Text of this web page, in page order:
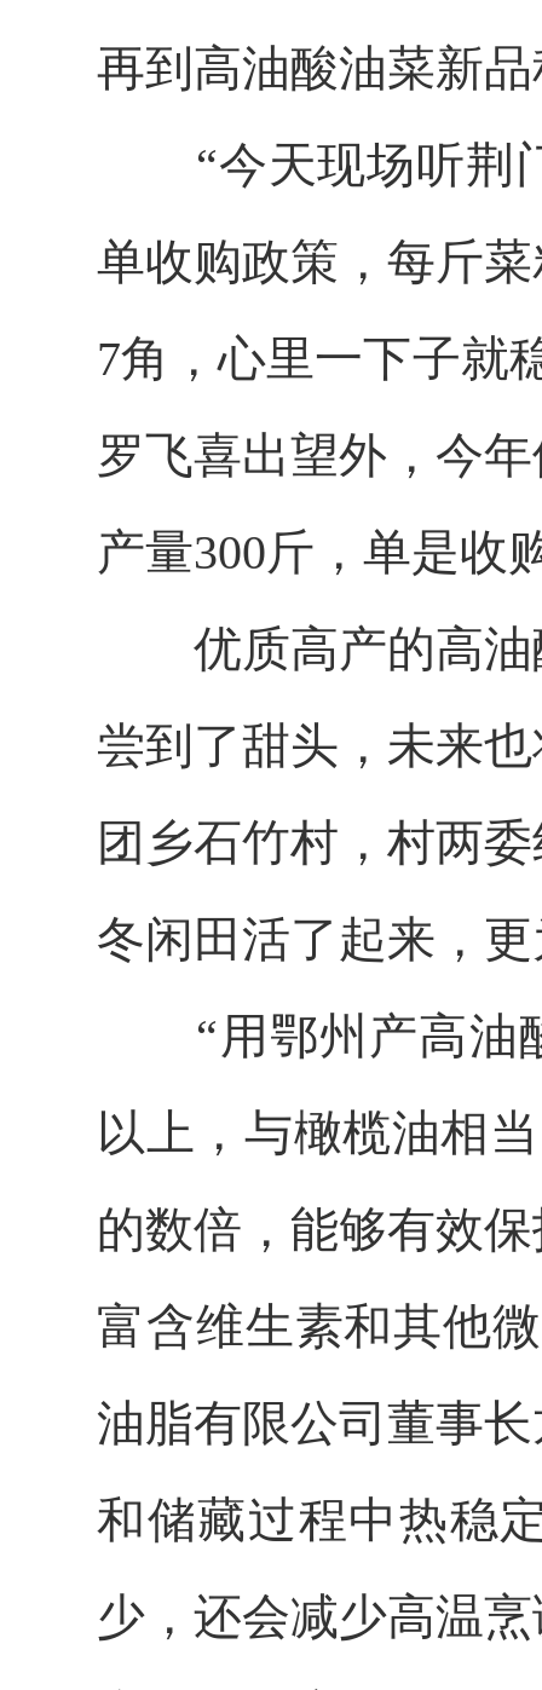
再到高油酸油菜新
“今天现场听荆门
单收购政策，每斤
7角，心里一下子就
罗飞喜出望外，今
产量300斤，单是收
优质高产的高油
尝到了甜头，未来
团乡石竹村，村两
冬闲田活了起来，
“用鄂州产高油酸
以上，与橄榄油相
的数倍，能够有效
富含维生素和其他
油脂有限公司董事
和储藏过程中热稳
少，还会减少高温